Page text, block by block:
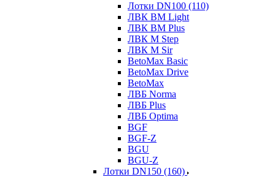
Лотки DN100 (110)
ЛВК ВМ Light
ЛВК ВМ Plus
ЛВК М Step
ЛВК М Sir
BetoMax Basic
BetoMax Drive
BetoMax
ЛВБ Norma
ЛВБ Plus
ЛВБ Optima
BGF
BGF-Z
BGU
BGU-Z
Лотки DN150 (160)